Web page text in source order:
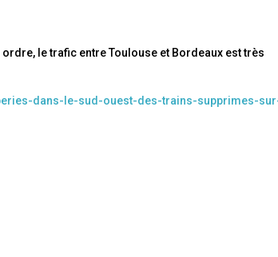
le trafic entre Toulouse et Bordeaux est très
dans-le-sud-ouest-des-trains-supprimes-